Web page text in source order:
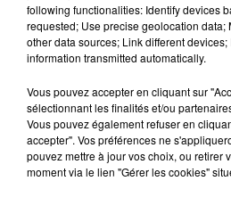
- Vitesse contre sécurité ?
"Les exigences de sécurité pour
19 sont les mêmes que pour les
abaissées en raison de la
following functionalities: Identify devices
requested; Use precise geolocation data;
other data sources; Link different
information transmitted automatically.
Vous pouvez accepter en cliquant sur
sélectionnant les finalités et/ou
Vous pouvez également refuser en
accepter". Vos préférences ne
pouvez mettre à jour vos choix, ou retirer
moment via le lien "Gérer les cookies"